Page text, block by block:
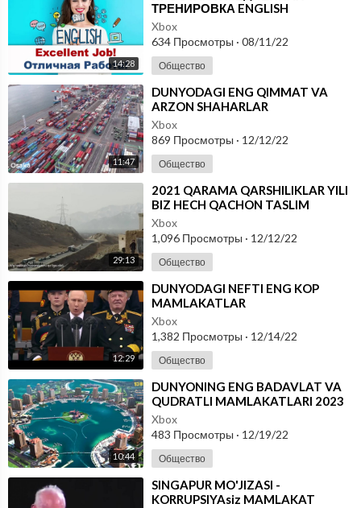
14:28
ТРЕНИРОВКА ENGLISH
Xbox
634 Просмотры · 08/11/22
Общество
11:47
⁣DUNYODAGI ENG QIMMAT VA
ARZON SHAHARLAR
Xbox
869 Просмотры · 12/12/22
Общество
29:13
⁣⁣2021 QARAMA QARSHILIKLAR YILI
BIZ HECH QACHON TASLIM
BOLMAYMIZ
Xbox
1,096 Просмотры · 12/12/22
Общество
12:29
⁣DUNYODAGI NEFTI ENG KOP
MAMLAKATLAR
Xbox
1,382 Просмотры · 12/14/22
Общество
10:44
⁣DUNYONING ENG BADAVLAT VA
QUDRATLI MAMLAKATLARI 2023
Xbox
483 Просмотры · 12/19/22
Общество
⁣SINGAPUR MO'JIZASI -
KORRUPSIYAsiz MAMLAKAT